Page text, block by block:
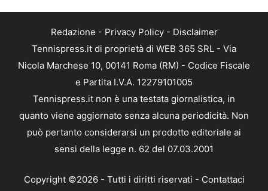
Redazione - Privacy Policy- Disclaimer
Tennispress.it di proprietà di WEB 365 SRL - Via
Nicola Marchese 10, 00141 Roma (RM) - Codice Fiscale
e Partita I.V.A. 12279101005
Tennispress.it non è una testata giornalistica, in
quanto viene aggiornato senza alcuna periodicità. Non
può pertanto considerarsi un prodotto editoriale ai
sensi della legge n. 62 del 07.03.2001
Copyright ©2026 - Tutti i diritti riservati - Contattaci